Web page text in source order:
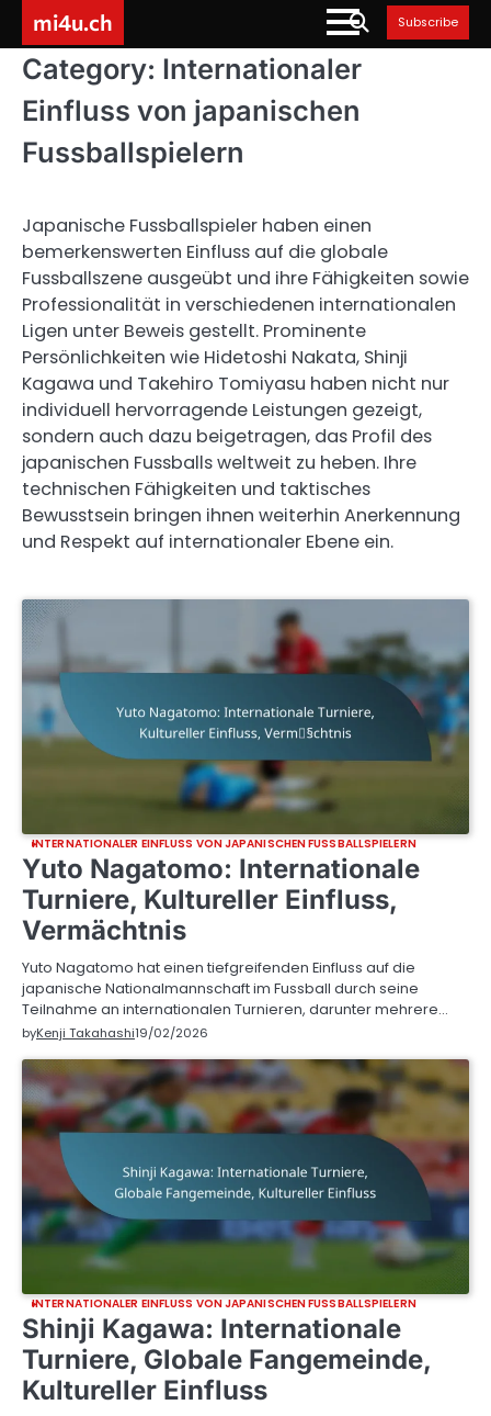
content
mi4u.ch Subscribe
Category: Internationaler
Einfluss von japanischen
Fussballspielern
Japanische Fussballspieler haben einen
bemerkenswerten Einfluss auf die globale
Fussballszene ausgeübt und ihre Fähigkeiten sowie
Professionalität in verschiedenen internationalen
Ligen unter Beweis gestellt. Prominente
Persönlichkeiten wie Hidetoshi Nakata, Shinji
Kagawa und Takehiro Tomiyasu haben nicht nur
individuell hervorragende Leistungen gezeigt,
sondern auch dazu beigetragen, das Profil des
japanischen Fussballs weltweit zu heben. Ihre
technischen Fähigkeiten und taktisches
Bewusstsein bringen ihnen weiterhin Anerkennung
und Respekt auf internationaler Ebene ein.
INTERNATIONALER EINFLUSS VON JAPANISCHEN FUSSBALLSPIELERN
Yuto Nagatomo: Internationale
Turniere, Kultureller Einfluss,
Vermächtnis
Yuto Nagatomo hat einen tiefgreifenden Einfluss auf die
japanische Nationalmannschaft im Fussball durch seine
Teilnahme an internationalen Turnieren, darunter mehrere…
byKenji Takahashi19/02/2026
INTERNATIONALER EINFLUSS VON JAPANISCHEN FUSSBALLSPIELERN
Shinji Kagawa: Internationale
Turniere, Globale Fangemeinde,
Kultureller Einfluss